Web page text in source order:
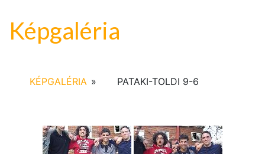
Képgaléria
KÉPGALÉRIA » PATAKI-TOLDI 9-6